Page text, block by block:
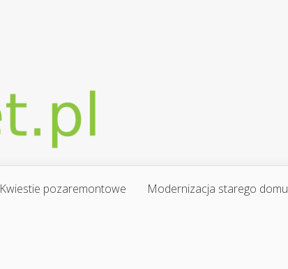
Kwiestie pozaremontowe Modernizacja starego domu